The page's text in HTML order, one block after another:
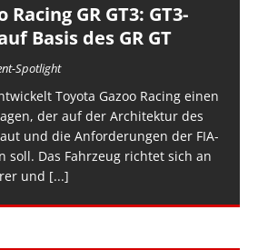
GR GT3: GT3-
Basis des GR GT
Spotlight
Toyota Gazoo Racing einen
der auf der Architektur des
und die Anforderungen der FIA-
soll. Das Fahrzeug richtet sich an
und [...]